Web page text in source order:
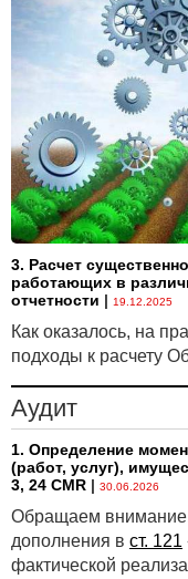
обязательства по
пересмотренная
должна отражать
3. Расчет
работающих в
отчетности | 19.12.2025
Как оказалось, на
подходы к расчету
Аудит
1. Определение
(работ, услуг),
3, 24 CMR | 30.06.2026
Обращаем внимание,
дополнения в ст. 121
фактической